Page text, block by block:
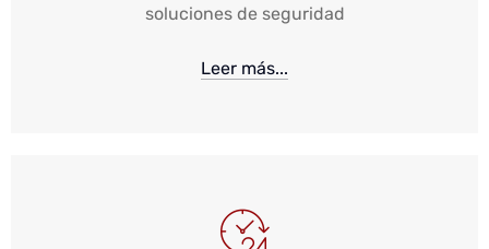
soluciones de seguridad
Leer más...